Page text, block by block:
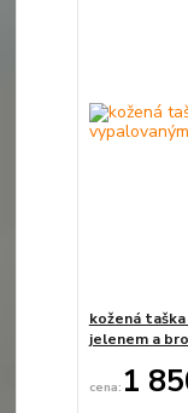
kožená
jelenem a
1